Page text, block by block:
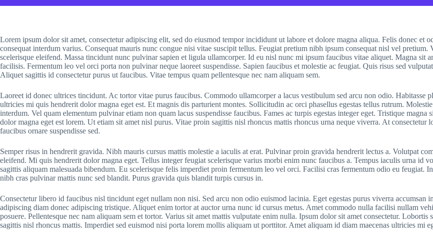
Lorem ipsum dolor sit amet, consectetur adipiscing elit, sed do eiusmod tempor incididunt ut labore et dolore magna aliqua. Felis donec et
consequat interdum varius. Consequat mauris nunc congue nisi vitae suscipit tellus. Feugiat pretium nibh ipsum consequat nisl vel pretium.
scelerisque eleifend. Massa tincidunt nunc pulvinar sapien et ligula ullamcorper. Id eu nisl nunc mi ipsum faucibus vitae aliquet. Magna sit
facilisis. Fermentum leo vel orci porta non pulvinar neque laoreet suspendisse. Sapien faucibus et molestie ac feugiat. Quis risus sed
Aliquet sagittis id consectetur purus ut faucibus. Vitae tempus quam pellentesque nec nam aliquam sem.
Laoreet id donec ultrices tincidunt. Ac tortor vitae purus faucibus. Commodo ullamcorper a lacus vestibulum sed arcu non odio. Habitasse
ultricies mi quis hendrerit dolor magna eget est. Et magnis dis parturient montes. Sollicitudin ac orci phasellus egestas tellus rutrum.
interdum. Vel quam elementum pulvinar etiam non quam lacus suspendisse faucibus. Fames ac turpis egestas integer eget. Tristique
dolor magna eget est lorem. Ut etiam sit amet nisl purus. Vitae proin sagittis nisl rhoncus mattis rhoncus urna neque viverra. At consectetur
faucibus ornare suspendisse sed.
Semper risus in hendrerit gravida. Nibh mauris cursus mattis molestie a iaculis at erat. Pulvinar proin gravida hendrerit lectus a. Volutpat
eleifend. Mi quis hendrerit dolor magna eget. Tellus integer feugiat scelerisque varius morbi enim nunc faucibus a. Tempus iaculis urna id
sagittis aliquam malesuada bibendum. Eu scelerisque felis imperdiet proin fermentum leo vel orci. Facilisi cras fermentum odio eu feugiat.
nibh cras pulvinar mattis nunc sed blandit. Purus gravida quis blandit turpis cursus in.
Consectetur libero id faucibus nisl tincidunt eget nullam non nisi. Sed arcu non odio euismod lacinia. Eget egestas purus viverra
adipiscing diam donec adipiscing tristique. Aliquet enim tortor at auctor urna nunc id cursus metus. Amet commodo nulla facilisi nullam
posuere. Pellentesque nec nam aliquam sem et tortor. Varius sit amet mattis vulputate enim nulla. Ipsum dolor sit amet consectetur.
sagittis nisl rhoncus mattis. Imperdiet sed euismod nisi porta lorem mollis aliquam ut porttitor. Amet aliquam id diam maecenas ultricies mi